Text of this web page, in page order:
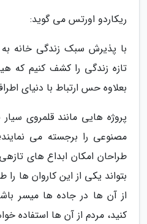
ریکاردو اورتس می گوید:
با پذیرش سبک زندگی خانه
تازه زندگی را کشف کنیم که
بعلاوه حس ارتباط با دنیای
پروژه هایی مانند قلمروی
مصنوعی را برجسته می
طراحان امکان ابداع های
بتواند یکی از این کاروان ها
از آن ها در جاده ها میسر
کنید، مردم از آن ها استفاده